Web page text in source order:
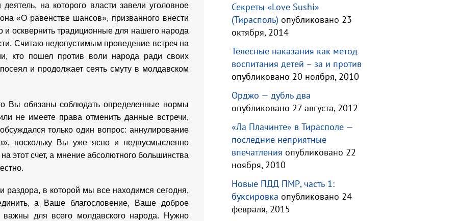
на которого власти завели уголовное
«О равенстве шансов», призванного внести
и осквернить традиционные для нашего народа
Считаю недопустимым проведение встреч на
кто пошел против воли народа ради своих
и продолжает сеять смуту в молдавском
Вы обязаны соблюдать определенные нормы
не имеете права отменить данные встречи,
только один вопрос: аннулирование
поскольку Вы уже ясно и недвусмысленно
этот счет, а мнение абсолютного большинства
раздора, в которой мы все находимся сегодня,
а Ваше благословение, Ваше доброе
важны для всего молдавского народа. Нужно
Секреты «Love Sushi»
(Тирасполь) опубликовано 23
октября, 2014
Телесные наказания как метод
воспитания детей – за и против
опубликовано 20 ноября, 2010
Орджо — дубль два
опубликовано 27 августа, 2012
«Ла Плачинте» в Тирасполе —
последние неприятные
впечатления опубликовано 22
ноября, 2010
Новые ПДД ПМР, часть 1:
буксировка опубликовано 24
февраля, 2015